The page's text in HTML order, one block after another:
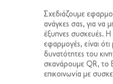
Σχεδιάζουμε
ανάγκες σας, για να
έξυπνες συσκευές.
εφαρμογές, είναι
δυνατότητες του
σκανάρουμε QR, το
επικοινωνία με